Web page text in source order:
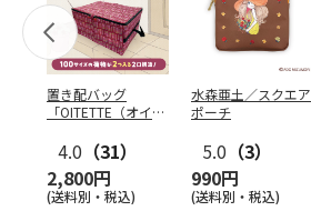
置き配バッグ
「OITETTE（オイテ
4.0 （31）
2,800円
(送料別・税込)
水森亜土／スクエア
ポーチ
5.0 （3）
990円
(送料別・税込)